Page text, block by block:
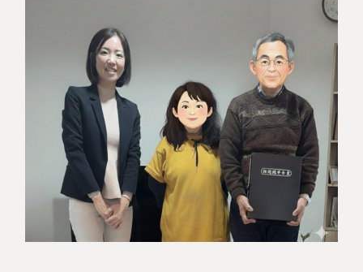
はじめての方へ
ご相談の流れ
選ばれる理由
よくある質問
相続を学ぶ
相続が発生した方へ
相続税申告について
ご相談の流れ
料金表
相続に備えたい方へ